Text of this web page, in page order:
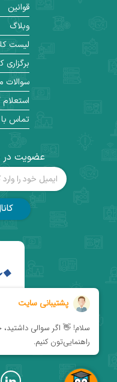
عضویت در
قوانین
وبلاگ
لیست
برگزاری
سوالات
استعلام
تماس